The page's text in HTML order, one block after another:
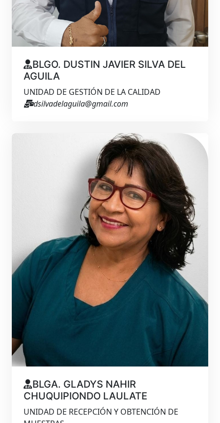
BLGO. DUSTIN JAVIER SILVA DEL
AGUILA
UNIDAD DE GESTIÓN DE LA CALIDAD
dsilvadelaguila@gmail.com
BLGA. GLADYS NAHIR
CHUQUIPIONDO LAULATE
UNIDAD DE RECEPCIÓN Y OBTENCIÓN DE